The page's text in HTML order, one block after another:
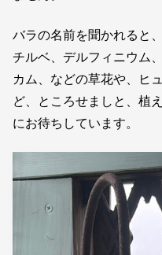
バラの名前を聞かれると
チルベ、デルフィニウム
カム、などの草花や、ヒ
ど、ところせましと、植
にお待ちしています。